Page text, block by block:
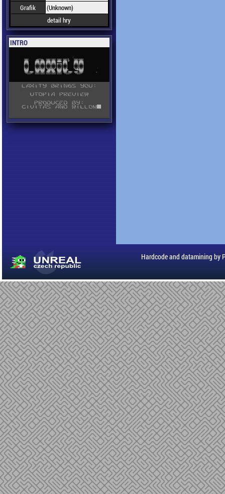
Grafik
(Unknown)
detail hry
INTRO
Hardcode and datamining by